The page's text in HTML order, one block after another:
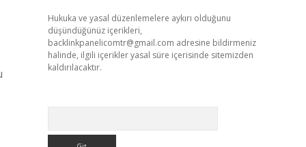
Hukuka ve yasal düzenlemelere aykırı olduğunu
düşündüğünüz içerikleri,
backlinkpanelicomtr@gmail.com adresine bildirmeniz
halinde, ilgili içerikler yasal süre içerisinde sitemizden
kaldırılacaktır.